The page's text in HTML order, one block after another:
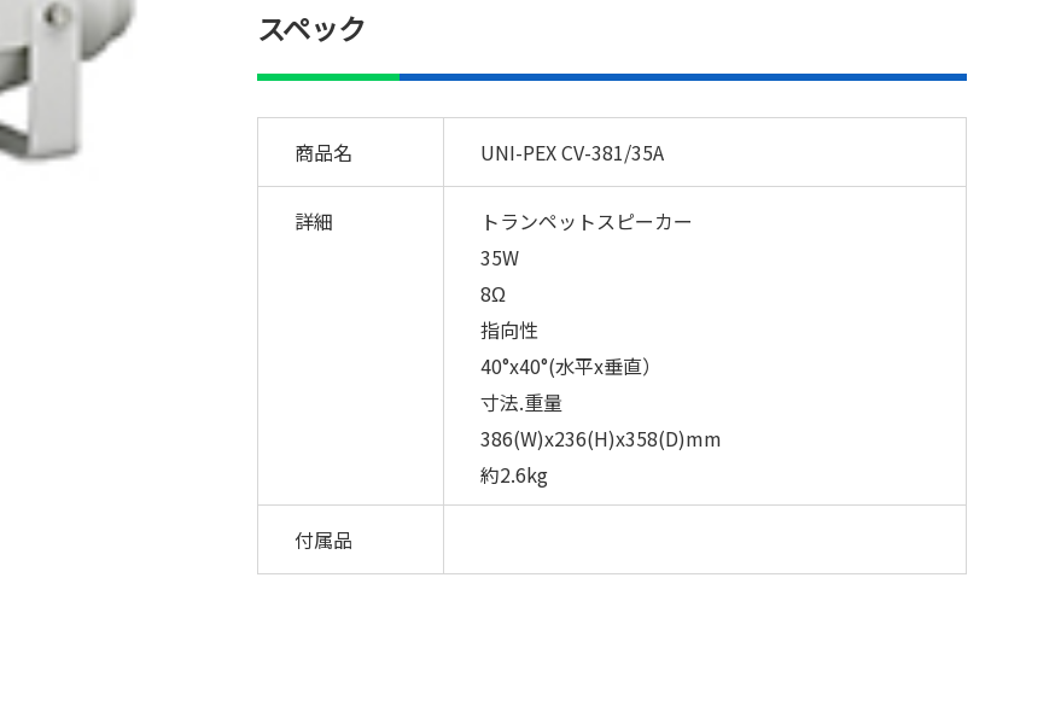
スペック
商品名 UNI-PEX CV-381/35A
詳細
トランペットスピーカー
35W
8Ω
指向性
40°x40°(水平x垂直）
寸法.重量
386(W)x236(H)x358(D)mm
約2.6kg
付属品